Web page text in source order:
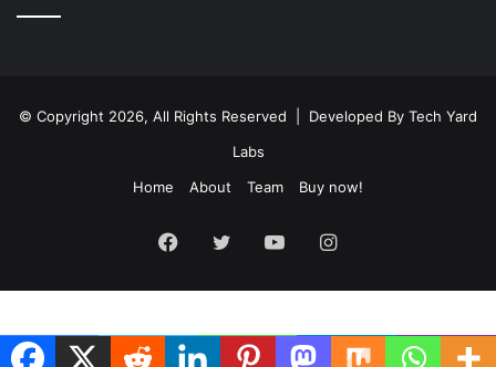
© Copyright 2026, All Rights Reserved | Developed By Tech Yard
Labs
Home
About Team Buy now!
Facebook
Twitter YouTubeInstagram